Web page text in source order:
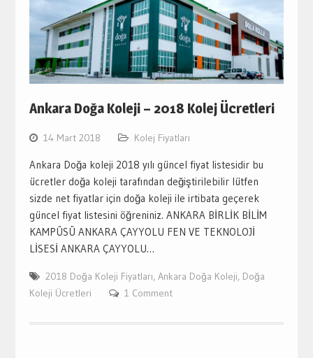
Ankara Doğa Koleji – 2018 Kolej Ücretleri
14 Mart 2018 Kolej Fiyatları
Ankara Doğa koleji 2018 yılı güncel fiyat listesidir bu
ücretler doğa koleji tarafından değiştirilebilir lütfen
sizde net fiyatlar için doğa koleji ile irtibata geçerek
güncel fiyat listesini öğreniniz. ANKARA BİRLİK BİLİM
KAMPÜSÜ ANKARA ÇAYYOLU FEN VE TEKNOLOJİ
LİSESİ ANKARA ÇAYYOLU…
2018 Doğa Koleji Fiyatları, Ankara Doğa Koleji, Doğa
Koleji Ücretleri
1 Comment